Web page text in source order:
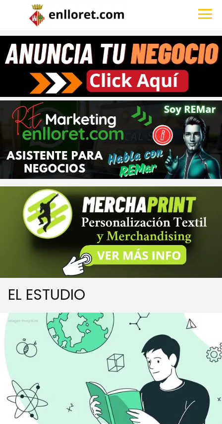
EL ESTUDIO